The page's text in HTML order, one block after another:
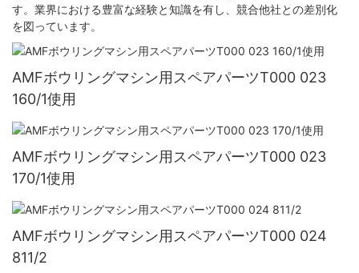
す。業界における豊富な経験と知識を有し、競合他社との差別化
を図っています。
AMFボウリングマシン用スペアパーツT000 023
160/1使用
AMFボウリングマシン用スペアパーツT000 023
170/1使用
AMFボウリングマシン用スペアパーツT000 024
811/2